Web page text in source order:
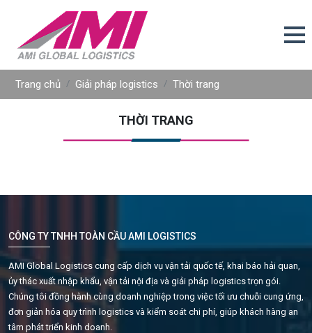
Trang chủ Giải pháp logistics Thời trang
THỜI TRANG
CÔNG TY TNHH TOÀN CẦU AMI LOGISTICS
AMI Global Logistics cung cấp dịch vụ vận tải quốc tế, khai báo hải quan,
ủy thác xuất nhập khẩu, vận tải nội địa và giải pháp logistics trọn gói.
Chúng tôi đồng hành cùng doanh nghiệp trong việc tối ưu chuỗi cung ứng,
đơn giản hóa quy trình logistics và kiểm soát chi phí, giúp khách hàng an
tâm phát triển kinh doanh.